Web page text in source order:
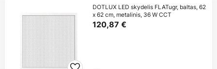
DOTLUX LED skydelis FLATugr, baltas, 62
x 62 cm, metalinis, 36 W CCT
120,87 €